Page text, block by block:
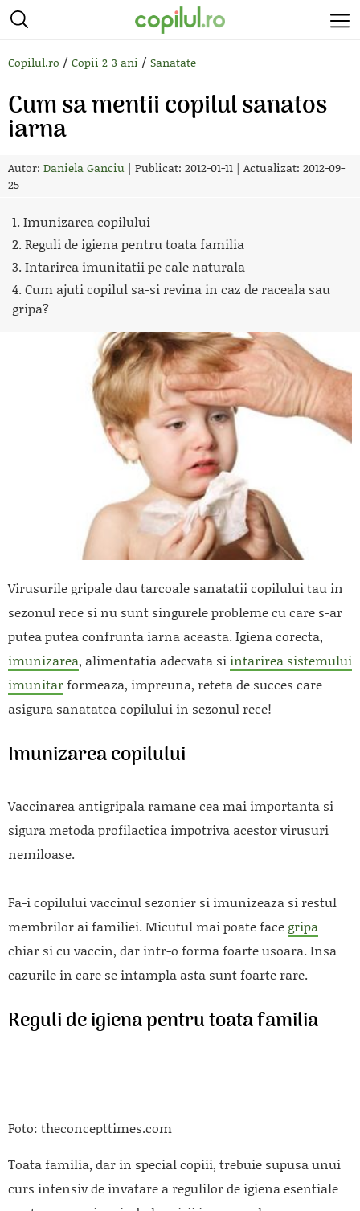
Copilul.ro / Copii 2-3 ani / Sanatate
Cum sa mentii copilul sanatos
iarna
Autor: Daniela Ganciu | Publicat: 2012-01-11 | Actualizat: 2012-09-
25
1. Imunizarea copilului
2. Reguli de igiena pentru toata familia
3. Intarirea imunitatii pe cale naturala
4. Cum ajuti copilul sa-si revina in caz de raceala sau
gripa?
Virusurile gripale dau tarcoale sanatatii copilului tau in
sezonul rece si nu sunt singurele probleme cu care s-ar
putea putea confrunta iarna aceasta. Igiena corecta,
imunizarea, alimentatia adecvata si intarirea sistemului
imunitarformeaza, impreuna, reteta de succes care
asigura sanatatea copilului in sezonul rece!
Imunizarea copilului
Vaccinarea antigripala ramane cea mai importanta si
sigura metoda profilactica impotriva acestor virusuri
nemiloase.
Fa-i copilului vaccinul sezonier si imunizeaza si restul
membrilor ai familiei. Micutul mai poate face gripa
chiar si cu vaccin, dar intr-o forma foarte usoara. Insa
cazurile in care se intampla asta sunt foarte rare.
Reguli de igiena pentru toata familia
Foto: theconcepttimes.com
Toata familia, dar in special copiii, trebuie supusa unui
curs intensiv de invatare a regulilor de igiena esentiale